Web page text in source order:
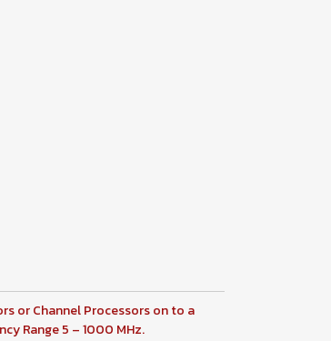
or Channel Processors on to a
Range 5 – 1000 MHz.